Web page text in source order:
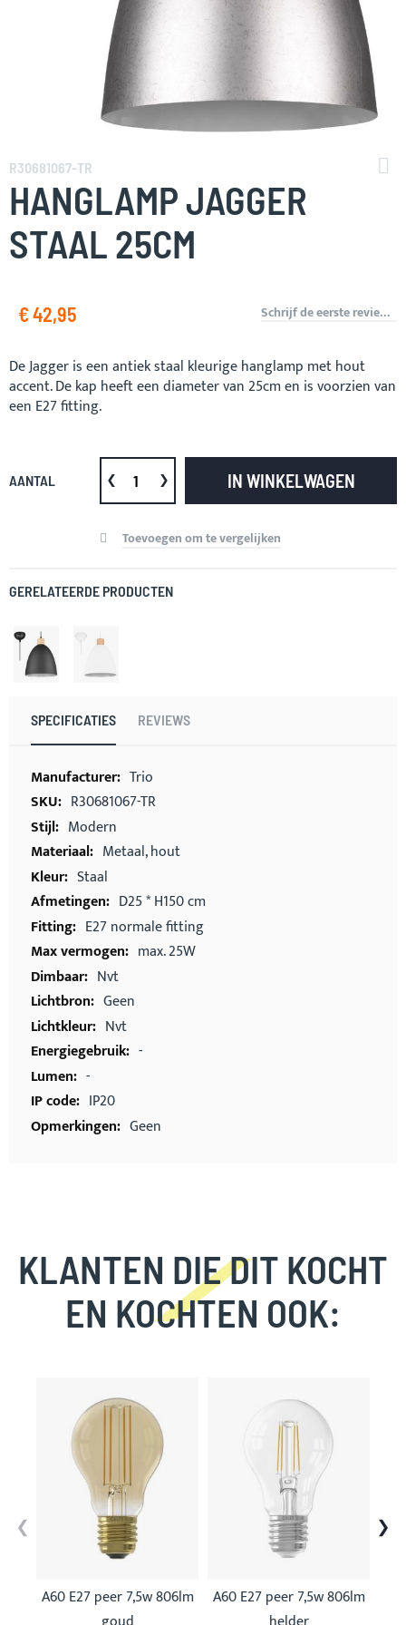
naar
het
begin
van
de
afbeeldingen-
R30681067-TR
HANGLAMP JAGGER
STAAL 25CM
€ 42,95 Schrijf de eerste review over dit product
De Jagger is een antiek staal kleurige hanglamp met hout
accent. De kap heeft een diameter van 25cm en is voorzien van
een E27 fitting.
AANTAL IN WINKELWAGEN
Toevoegen om te vergelijken
GERELATEERDE PRODUCTEN
SPECIFICATIES REVIEWS
Meer
informatie
Trio
R30681067-TR
Modern
Metaal, hout
Staal
D25 * H150 cm
E27 normale fitting
max. 25W
Nvt
Geen
Nvt
-
-
IP20
Geen
KLANTEN DIE DIT KOCHT
EN KOCHTEN OOK:
carousel
A60 E27 peer 7,5w 806lm
A60 E27 peer 7,5w 806lm